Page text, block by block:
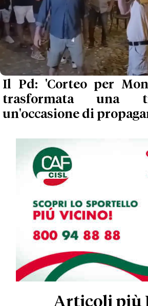
Il Pd: 'Corteo per
trasformata una
un'occasione di
Articoli più